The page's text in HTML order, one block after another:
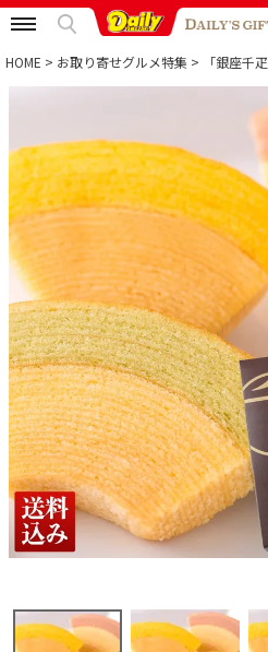
予算から選ぶ
カテゴリから選ぶ
贈る相手から選ぶ
HOME お取り寄せグルメ特集 「銀座千